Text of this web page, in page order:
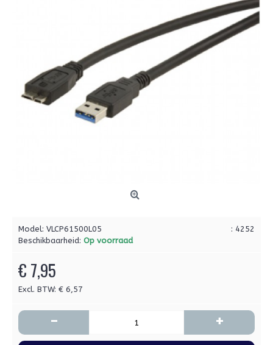
: 4252
Model: VLCP61500L05
Beschikbaarheid: Op voorraad
€ 7,95
Excl. BTW: € 6,57
- +